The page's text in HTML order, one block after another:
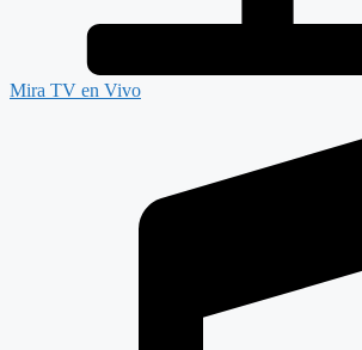
Mira TV en Vivo